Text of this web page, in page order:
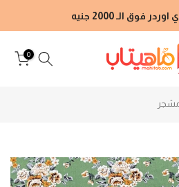
فوق الـ 2000 جنيه
0